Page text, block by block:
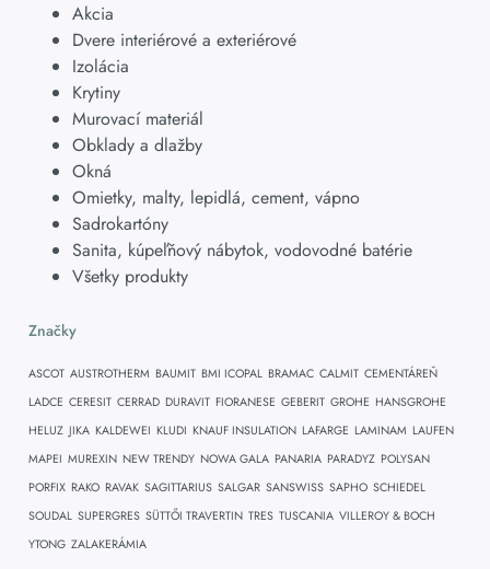
Akcia
Dvere interiérové a exteriérové
Izolácia
Krytiny
Murovací materiál
Obklady a dlažby
Okná
Omietky, malty, lepidlá, cement, vápno
Sadrokartóny
Sanita, kúpeľňový nábytok, vodovodné batérie
Všetky produkty
Značky
ASCOT AUSTROTHERM BAUMIT BMI ICOPAL BRAMAC CALMIT CEMENTÁREŇ
LADCE CERESIT CERRAD DURAVIT FIORANESE GEBERIT GROHE HANSGROHE
HELUZ JIKA KALDEWEI KLUDI KNAUF INSULATION LAFARGE LAMINAM LAUFEN
MAPEI MUREXIN NEW TRENDY NOWA GALA PANARIA PARADYZ POLYSAN
PORFIX RAKO RAVAK SAGITTARIUS SALGAR SANSWISS SAPHO SCHIEDEL
SOUDAL SUPERGRES SÜTTŐI TRAVERTIN TRES TUSCANIA VILLEROY & BOCH
YTONG ZALAKERÁMIA